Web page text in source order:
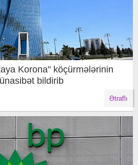
Korona" köçürmələrinin
bildirib
Ətraflı